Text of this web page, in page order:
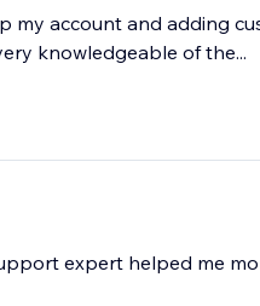
account and adding
knowledgeable of the...
expert helped me